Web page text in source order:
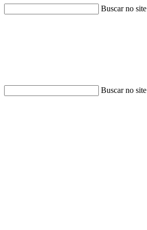
Buscar no site
Buscar no site